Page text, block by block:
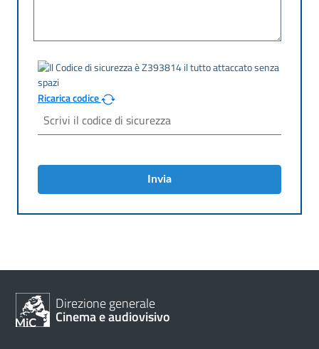
Ricarica codice
Invia
Direzione generale
Cinema e audiovisivo